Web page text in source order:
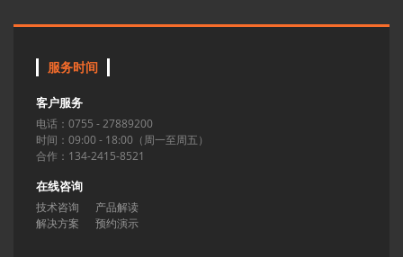
服务时间
客户服务
电话：0755 - 27889200
时间：09:00 - 18:00（周一至周五）
合作：134-2415-8521
在线咨询
技术咨询
产品解读
解决方案
预约演示